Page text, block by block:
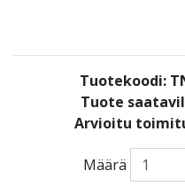
Tuotekoodi:
Tuote
Arvioitu
Määrä